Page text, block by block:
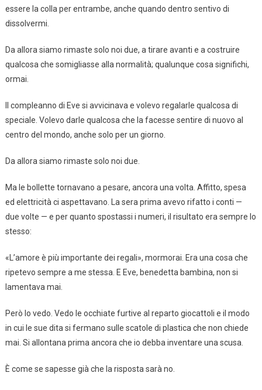
essere la colla per entrambe, anche quando dentro sentivo di
dissolvermi.
Da allora siamo rimaste solo noi due, a tirare avanti e a costruire
qualcosa che somigliasse alla normalità; qualunque cosa significhi,
ormai.
Il compleanno di Eve si avvicinava e volevo regalarle qualcosa di
speciale. Volevo darle qualcosa che la facesse sentire di nuovo al
centro del mondo, anche solo per un giorno.
Da allora siamo rimaste solo noi due.
Ma le bollette tornavano a pesare, ancora una volta. Affitto, spesa
ed elettricità ci aspettavano. La sera prima avevo rifatto i conti —
due volte — e per quanto spostassi i numeri, il risultato era sempre lo
stesso:
«L’amore è più importante dei regali», mormorai. Era una cosa che
ripetevo sempre a me stessa. E Eve, benedetta bambina, non si
lamentava mai.
Però lo vedo. Vedo le occhiate furtive al reparto giocattoli e il modo
in cui le sue dita si fermano sulle scatole di plastica che non chiede
mai. Si allontana prima ancora che io debba inventare una scusa.
È come se sapesse già che la risposta sarà no.